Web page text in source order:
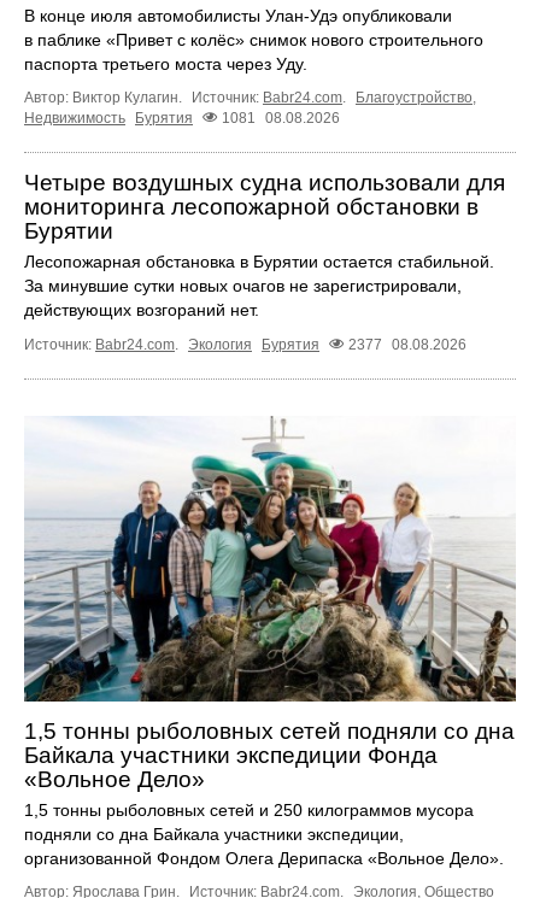
В конце июля автомобилисты Улан-Удэ опубликовали
в паблике «Привет с колёс» снимок нового строительного
паспорта третьего моста через Уду.
Автор: Виктор Кулагин. Источник: Babr24.com Благоустройство
Недвижимость
Бурятия 1081 08.08.2026
Четыре воздушных судна использовали для
мониторинга лесопожарной обстановки в
Бурятии
Лесопожарная обстановка в Бурятии остается стабильной.
За минувшие сутки новых очагов не зарегистрировали,
действующих возгораний нет.
Источник: Babr24.com. Экология Бурятия 2377 08.08.2026
1,5 тонны рыболовных сетей подняли со дна
Байкала участники экспедиции Фонда
«Вольное Дело»
1,5 тонны рыболовных сетей и 250 килограммов мусора
подняли со дна Байкала участники экспедиции,
организованной Фондом Олега Дерипаска «Вольное Дело».
Автор: Ярослава Грин. Источник: Babr24.com Экология Общество